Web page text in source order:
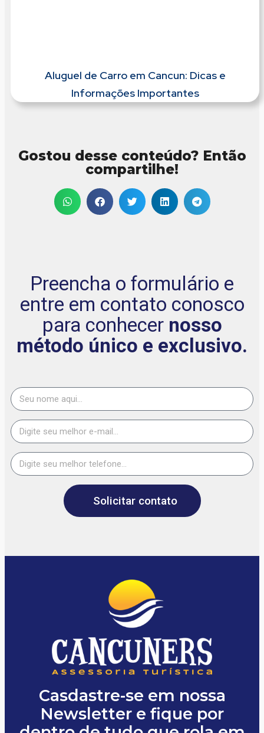
Aluguel de Carro em Cancun: Dicas e
Informações Importantes
Gostou desse conteúdo? Então
compartilhe!
Preencha o formulário e
entre em contato conosco
para conhecer nosso
método único e exclusivo.
Solicitar contato
Casdastre-se em nossa
Newsletter e fique por